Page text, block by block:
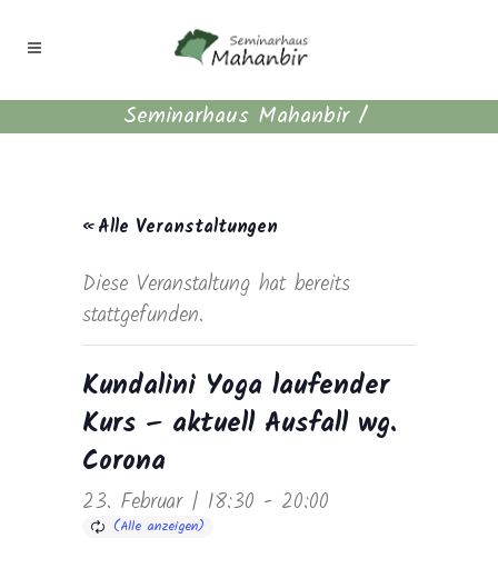
Seminarhaus Mahanbir/
« Alle Veranstaltungen
Diese Veranstaltung hat bereits
stattgefunden.
Kundalini Yoga laufender
Kurs – aktuell Ausfall wg.
Corona
23. Februar | 18:30 - 20:00